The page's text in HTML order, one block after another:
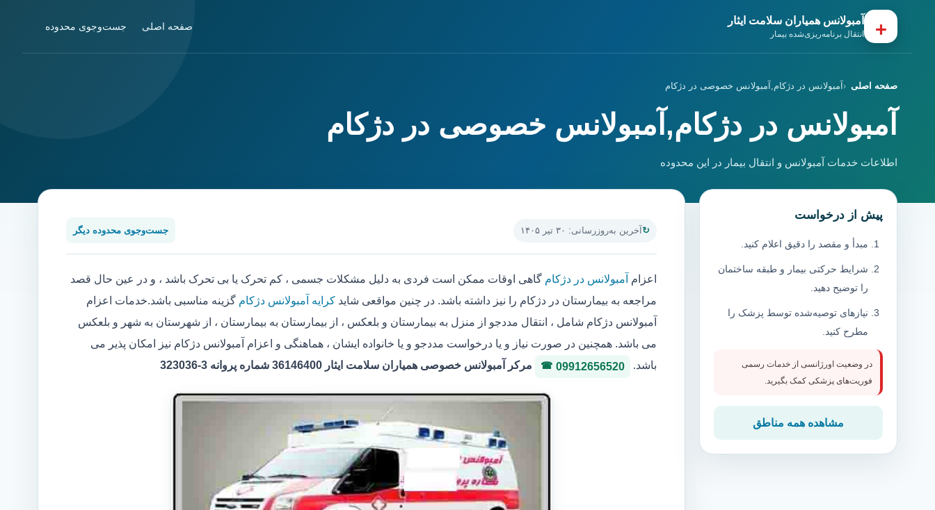
+ آمبولانس همیاران سلامت ایثار
انتقال برنامه‌ریزی‌شده بیمار
صفحه اصلی جست‌وجوی محدوده
صفحه اصلی آمبولانس در دژکام,آمبولانس خصوصی در دژکام
آمبولانس در دژکام,آمبولانس خصوصی در دژکام
اطلاعات خدمات آمبولانس و انتقال بیمار در این محدوده
آخرین به‌روزرسانی: ۳۰ تیر ۱۴۰۵ جست‌وجوی محدوده دیگر
اعزام آمبولانس در دژکام گاهی اوقات ممکن است فردی به دلیل مشکلات جسمی ، کم تحرک یا بی تحرک باشد ، و در عین حال قصد
مراجعه به بیمارستان در دژکام را نیز داشته باشد. در چنین مواقعی شاید کرایه آمبولانس دژکام گزینه مناسبی باشد.خدمات اعزام
آمبولانس دژکام شامل ، انتقال مددجو از منزل به بیمارستان و بلعکس ، از بیمارستان به بیمارستان ، از شهرستان به شهر و بلعکس
می باشد. همچنین در صورت نیاز و یا درخواست مددجو و یا خانواده ایشان ، هماهنگی و اعزام آمبولانس دژکام نیز امکان پذیر می
باشد.
09912656520 مرکر آمبولانس خصوصی همیاران سلامت ایثار 36146400 شماره پروانه 3-323036
پیش از درخواست
مبدأ و مقصد را دقیق اعلام کنید.
شرایط حرکتی بیمار و طبقه ساختمان
را توضیح دهید.
نیازهای توصیه‌شده توسط پزشک را
مطرح کنید.
در وضعیت اورژانسی از خدمات رسمی
فوریت‌های پزشکی کمک بگیرید.
مشاهده همه مناطق